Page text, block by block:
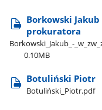
Borkowski
prokuratora
Borkowski​_Jakub​_-​
0.10MB
Botuliński Piotr
Botuliński​_Piotr.pdf